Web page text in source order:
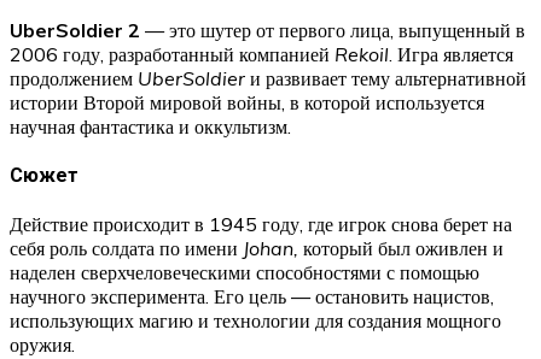
UberSoldier 2 — это шутер от первого лица, выпущенный в
2006 году, разработанный компанией Rekoil . Игра является
продолжением UberSoldier и развивает тему альтернативной
истории Второй мировой войны, в которой используется
научная фантастика и оккультизм.
Сюжет
Действие происходит в 1945 году, где игрок снова берет на
себя роль солдата по имени Johan, который был оживлен и
наделен сверхчеловеческими способностями с помощью
научного эксперимента. Его цель — остановить нацистов,
использующих магию и технологии для создания мощного
оружия.